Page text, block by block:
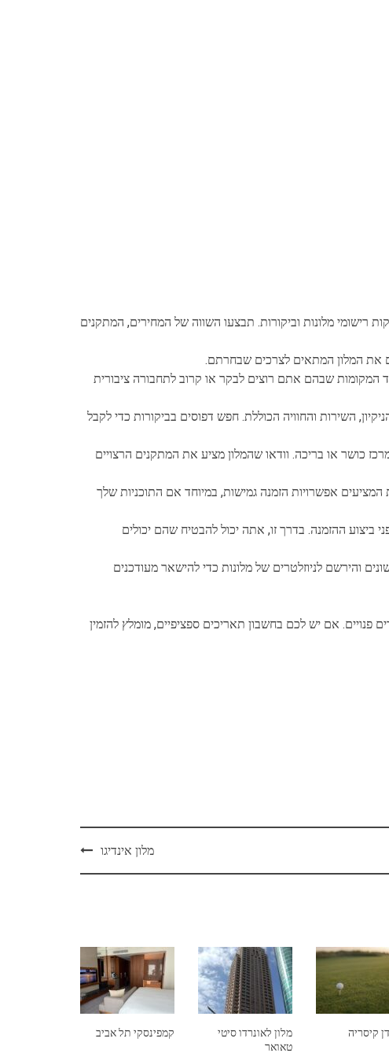
מלונות וביקורות. תבצעו השווה של המחירים, המתקנים
את המלון המתאים לצרכים שבחרתם.
המקומות שבהם אתם רוצים לבקר או קרוב לתחבורה ציבורית
השירות והחוויה הכוללת. חפש דפוסים בביקורות כדי לקבל
כושר או בריכה. וודאו שהמלון מציע את המתקנים הרצויים
המציעים אפשרויות הזמנה גמישות, במיוחד אם התוכניות שלך
ביצוע ההזמנה. בדרך זו, אתה יכול להבטיח שהם יכולים
והירשם לניוזלטרים של מלונות כדי להישאר מעודכנים
אם יש לכם בחשבון תאריכים ספציפיים, מומלץ להזמין
מלון אינדיגו
קמפינסקי תל אביב
מלון לאונרדו סיטי
טאואר
קיסריה